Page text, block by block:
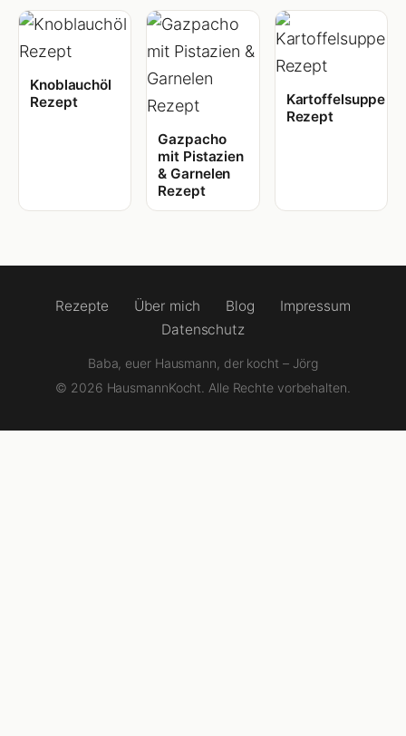
Knoblauchöl
Rezept
Gazpacho
mit Pistazien
& Garnelen
Rezept
Kartoffelsuppe
Rezept
Rezepte Über mich Blog
Impressum
Datenschutz
Baba, euer Hausmann, der kocht – Jörg
© 2026 HausmannKocht. Alle Rechte vorbehalten.